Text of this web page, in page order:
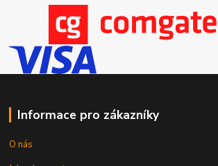
Informace pro zákazníky
O nás